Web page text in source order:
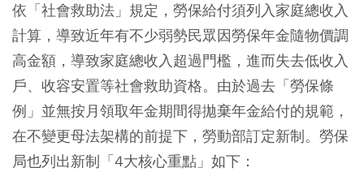
依「社會救助法」規定，勞保給付須列入家庭總收入
計算，導致近年有不少弱勢民眾因勞保年金隨物價調
高金額，導致家庭總收入超過門檻，進而失去低收入
戶、收容安置等社會救助資格。由於過去「勞保條
例」並無按月領取年金期間得拋棄年金給付的規範，
在不變更母法架構的前提下，勞動部訂定新制。勞保
局也列出新制「4大核心重點」如下：